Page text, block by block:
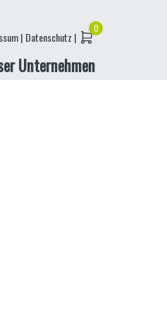
| Datenschutz |
Unternehmen